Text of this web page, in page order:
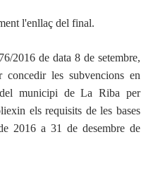
l'enllaç del final.
2016 de data 8 de setembre,
les subvencions en
municipi de La Riba per
els requisits de les bases
2016 a 31 de desembre de